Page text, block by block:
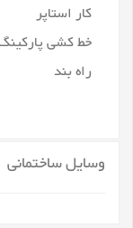
کار استاپر
خط کشی
راه بند
وسایل ساختمانی